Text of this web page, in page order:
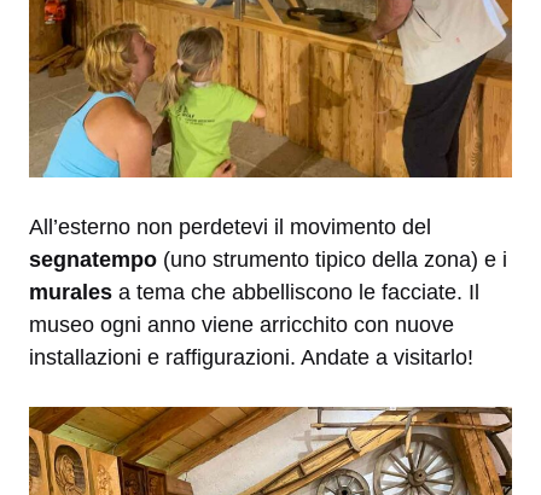
All’esterno non perdetevi il movimento del
segnatempo (uno strumento tipico della zona) e i
murales a tema che abbelliscono le facciate. Il
museo ogni anno viene arricchito con nuove
installazioni e raffigurazioni. Andate a visitarlo!